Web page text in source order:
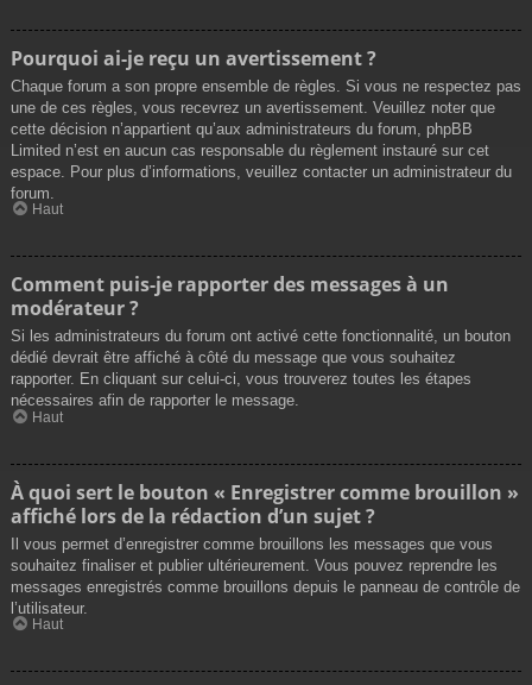
Pourquoi ai-je reçu un avertissement ?
Chaque forum a son propre ensemble de règles. Si vous ne respectez pas
une de ces règles, vous recevrez un avertissement. Veuillez noter que
cette décision n’appartient qu’aux administrateurs du forum, phpBB
Limited n’est en aucun cas responsable du règlement instauré sur cet
espace. Pour plus d’informations, veuillez contacter un administrateur du
forum.
Haut
Comment puis-je rapporter des messages à un
modérateur ?
Si les administrateurs du forum ont activé cette fonctionnalité, un bouton
dédié devrait être affiché à côté du message que vous souhaitez
rapporter. En cliquant sur celui-ci, vous trouverez toutes les étapes
nécessaires afin de rapporter le message.
Haut
À quoi sert le bouton « Enregistrer comme brouillon »
affiché lors de la rédaction d’un sujet ?
Il vous permet d’enregistrer comme brouillons les messages que vous
souhaitez finaliser et publier ultérieurement. Vous pouvez reprendre les
messages enregistrés comme brouillons depuis le panneau de contrôle de
l’utilisateur.
Haut